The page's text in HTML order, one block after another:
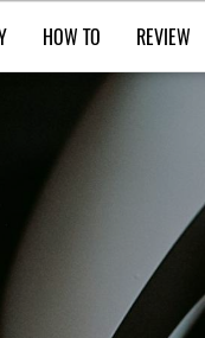
HOW TO REVIEW